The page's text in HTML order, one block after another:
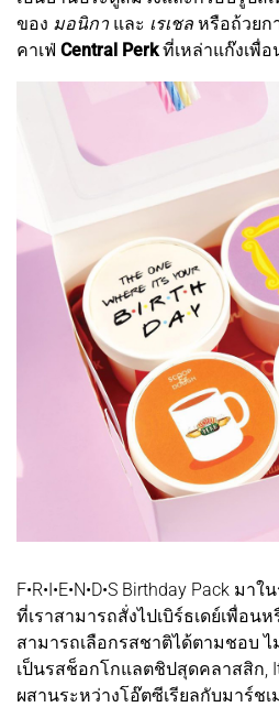
ของ มอนิกา และ เรเชล หรือถ้วย
คาเฟ่ Central Perkที่เหล่าแก๊งเพื่
F•R•I•E•N•D•S Birthday Pack ม
ที่เราสามารถสั่งไปเบิร์ธเดย์เพื่อนห
สามารถเลือกรสชาติได้ตามชอบ ไ
เป็นรสช็อกโกแลตชิปสุดคลาสสิก,
ผสานระหว่างโอ๊ตซีเรียลกับมาร์ชเ